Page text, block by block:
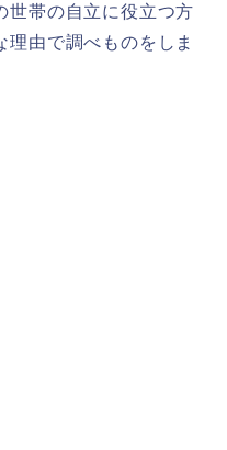
世帯の自立に役立つ方
由で調べものをしま